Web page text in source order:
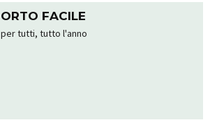
ORTO FACILE
per tutti, tutto l'anno